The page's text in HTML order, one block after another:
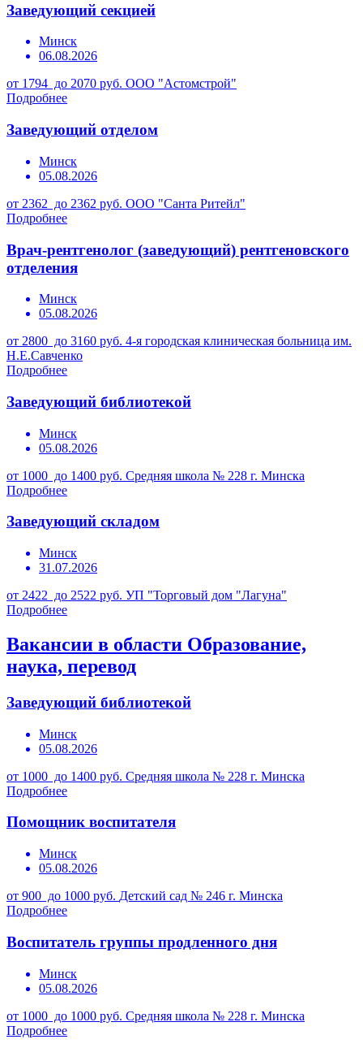
Заведующий секцией
Минск
06.08.2026
от 1794 до 2070 руб. ООО "Астомстрой"
Подробнее
Заведующий отделом
Минск
05.08.2026
от 2362 до 2362 руб. ООО "Санта Ритейл"
Подробнее
Врач-рентгенолог (заведующий) рентгеновского
отделения
Минск
05.08.2026
от 2800 до 3160 руб. 4-я городская клиническая больница им.
Н.Е.Савченко
Подробнее
Заведующий библиотекой
Минск
05.08.2026
от 1000 до 1400 руб. Средняя школа № 228 г. Минска
Подробнее
Заведующий складом
Минск
31.07.2026
от 2422 до 2522 руб. УП "Торговый дом "Лагуна"
Подробнее
Вакансии в области Образование,
наука, перевод
Заведующий библиотекой
Минск
05.08.2026
от 1000 до 1400 руб. Средняя школа № 228 г. Минска
Подробнее
Помощник воспитателя
Минск
05.08.2026
от 900 до 1000 руб. Детский сад № 246 г. Минска
Подробнее
Воспитатель группы продленного дня
Минск
05.08.2026
от 1000 до 1000 руб. Средняя школа № 228 г. Минска
Подробнее